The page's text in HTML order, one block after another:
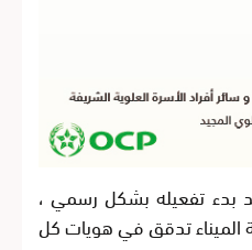
بدء تفعيله بشكل رسمي ،
الميناء تدقق في هويات كل